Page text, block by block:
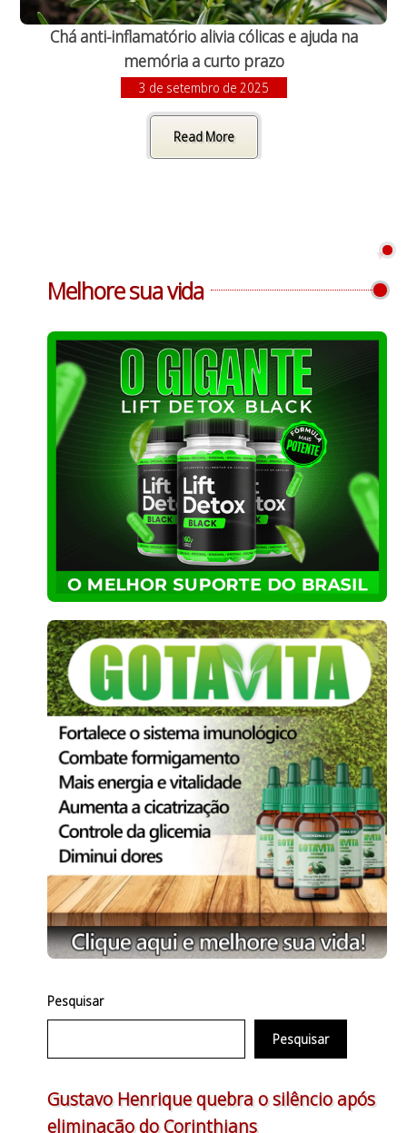
Chá anti-inflamatório alivia cólicas e ajuda na
memória a curto prazo
3 de setembro de 2025
Read More
Melhore sua vida
Pesquisar
Pesquisar
Gustavo Henrique quebra o silêncio após
eliminação do Corinthians